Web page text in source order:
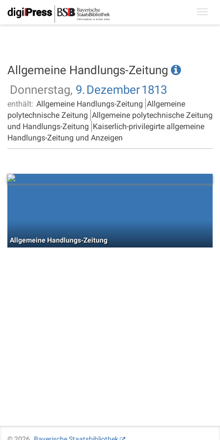
Allgemeine Handlungs-Zeitung
Donnerstag, 9. Dezember1813
enthält: Allgemeine Handlungs-Zeitung Allgemeine
polytechnische Zeitung Allgemeine polytechnische Zeitung
und Handlungs-Zeitung Kaiserlich-privilegirte allgemeine
Handlungs-Zeitung und Anzeigen
Allgemeine Handlungs-Zeitung